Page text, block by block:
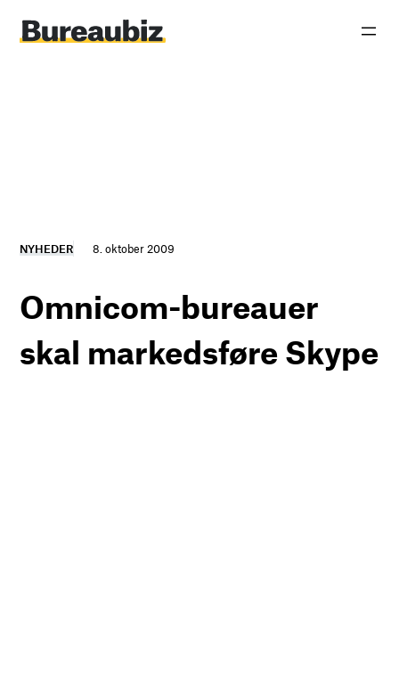
indhold
NYHEDER 8. oktober 2009
Omnicom-bureauer
skal markedsføre Skype